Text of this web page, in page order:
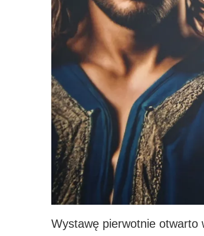
Wystawę pierwotnie otwarto